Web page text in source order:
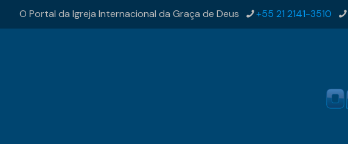
O Portal da Igreja Internacional da Graça de Deus +55 21 2141-3510